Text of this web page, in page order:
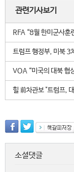
관련기사보기
RFA “8월 한미군사훈
트럼프 행정부, 미북 3
VOA “미국의 대북 협
힐 前차관보 "트럼프,
소셜댓글